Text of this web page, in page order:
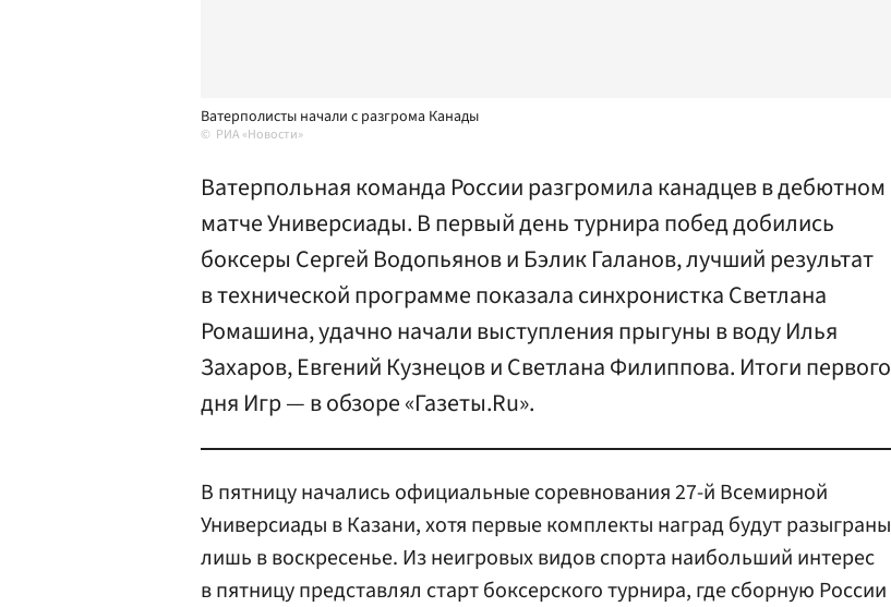
Ватерполисты начали с разгрома Канады
РИА «Новости»
Ватерпольная команда России разгромила канадцев в дебютном
матче Универсиады. В первый день турнира побед добились
боксеры Сергей Водопьянов и Бэлик Галанов, лучший результат
в технической программе показала синхронистка Светлана
Ромашина, удачно начали выступления прыгуны в воду Илья
Захаров, Евгений Кузнецов и Светлана Филиппова. Итоги первого
дня Игр — в обзоре «Газеты.Ru».
В пятницу начались официальные соревнования 27-й Всемирной
Универсиады в Казани, хотя первые комплекты наград будут разыграны
лишь в воскресенье. Из неигровых видов спорта наибольший интерес
в пятницу представлял старт боксерского турнира, где сборную России